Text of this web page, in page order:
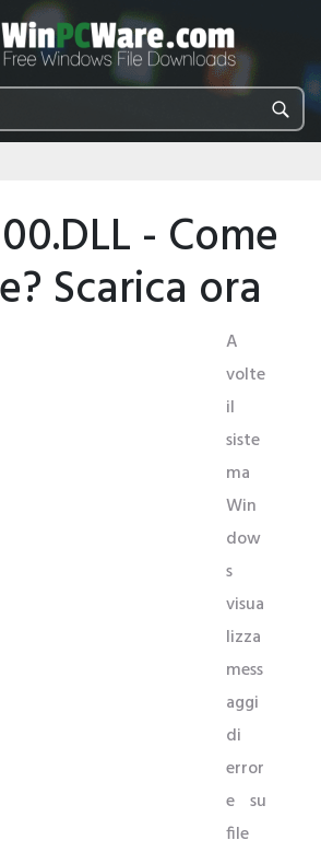
- Come
Scarica ora
A
volte
il
siste
ma
Win
dow
s
visua
lizza
mess
aggi
di
error
e su
file